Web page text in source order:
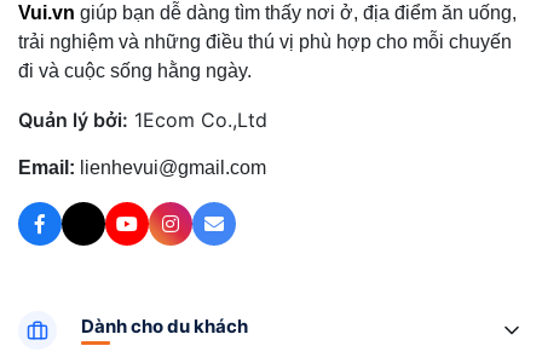
Vui.vn giúp bạn dễ dàng tìm thấy nơi ở, địa điểm ăn uống,
trải nghiệm và những điều thú vị phù hợp cho mỗi chuyến
đi và cuộc sống hằng ngày.
Quản lý bởi: 1Ecom Co.,Ltd
Email: lienhevui@gmail.com
Dành cho du khách